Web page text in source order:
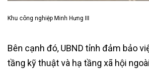
Khu công nghiệp Minh Hưng III
Bên cạnh đó, UBND tỉnh đảm bảo
tầng kỹ thuật và hạ tầng xã hội